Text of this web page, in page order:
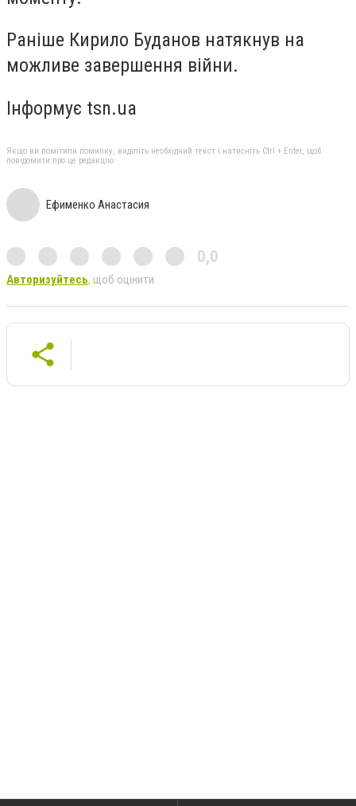
Раніше Кирило Буданов натякнув на
можливе завершення війни.
Інформує tsn.ua
Якщо ви помітили помилку, виділіть необхідний текст і натисніть Ctrl + Enter, щоб
повідомити про це редакцію
Ефименко Анастасия
0,0
Авторизуйтесь, щоб оцінити